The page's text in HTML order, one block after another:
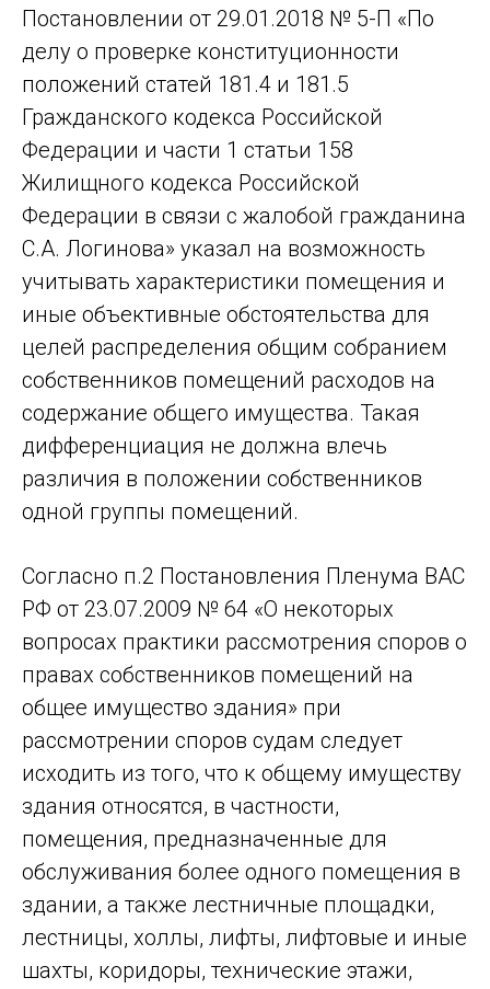
Постановлении от 29.01.2018 № 5-П «По
делу о проверке конституционности
положений статей 181.4 и 181.5
Гражданского кодекса Российской
Федерации и части 1 статьи 158
Жилищного кодекса Российской
Федерации в связи с жалобой гражданина
С.А. Логинова» указал на возможность
учитывать характеристики помещения и
иные объективные обстоятельства для
целей распределения общим собранием
собственников помещений расходов на
содержание общего имущества. Такая
дифференциация не должна влечь
различия в положении собственников
одной группы помещений.
Согласно п.2 Постановления Пленума ВАС
РФ от 23.07.2009 № 64 «О некоторых
вопросах практики рассмотрения споров о
правах собственников помещений на
общее имущество здания» при
рассмотрении споров судам следует
исходить из того, что к общему имуществу
здания относятся, в частности,
помещения, предназначенные для
обслуживания более одного помещения в
здании, а также лестничные площадки,
лестницы, холлы, лифты, лифтовые и иные
шахты, коридоры, технические этажи,